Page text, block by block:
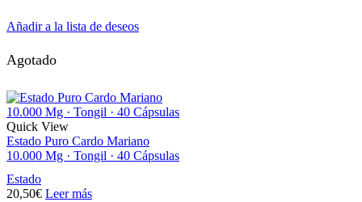
Añadir a la lista de deseos
Agotado
Quick View
Estado Puro Cardo Mariano
10.000 Mg · Tongil · 40 Cápsulas
Estado
20,50€ Leer más